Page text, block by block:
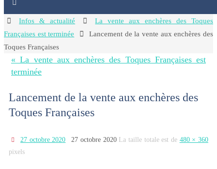
HomeInfos & actualité
La vente aux enchères des Toques
Françaises est terminée
Lancement de la vente aux enchères des
Toques Françaises
« La vente aux enchères des Toques Françaises est
terminée
Lancement de la vente aux enchères des
Toques Françaises
27 octobre 2020 27 octobre 2020 La taille totale est de 480 × 360
pixels